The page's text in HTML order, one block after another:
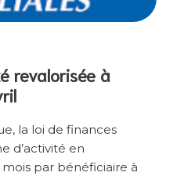
revalorisée à
la loi de finances
d’activité en
par bénéficiaire à